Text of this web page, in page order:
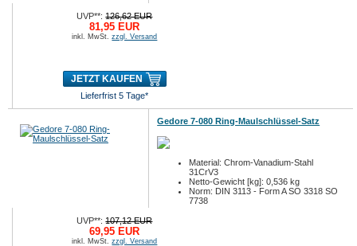
UVP**:126,62 EUR
81,95 EUR
inkl. MwSt.zzgl. Versand
JETZT KAUFEN
Lieferfrist 5 Tage*
Gedore 7-080 Ring-Maulschlüssel-Satz
Material: Chrom-Vanadium-Stahl
31CrV3
Netto-Gewicht [kg]: 0,536 kg
Norm: DIN 3113 - Form A SO 3318 SO
7738
UVP**:107,12 EUR
69,95 EUR
inkl. MwSt.zzgl. Versand